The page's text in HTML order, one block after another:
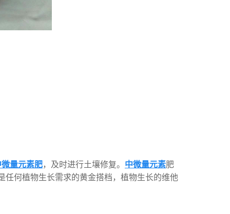
微量元素肥，及时进行土壤修复。 中微量元素肥
任何植物生长需求的黄金搭档，植物生长的维他